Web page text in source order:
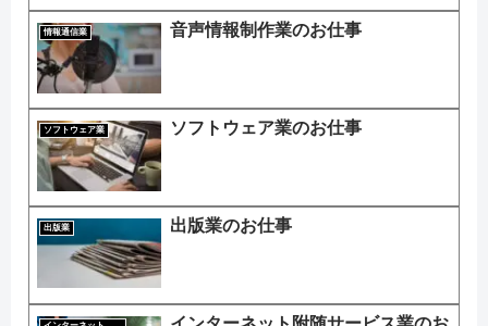
情報通信業 音声情報制作業のお仕事
ソフトウェア業 ソフトウェア業のお仕事
出版業 出版業のお仕事